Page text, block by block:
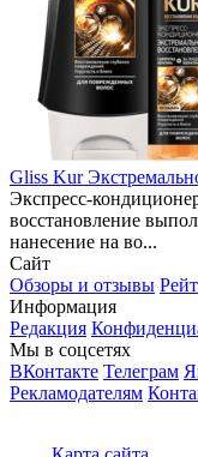
Gliss Kur
Экспресс-
восстановление
нанесение на во...
Сайт
Обзоры и отзывы
Информация
Редакция
Мы в соцсетях
ВКонтакте Телеграм
Рекламодателям